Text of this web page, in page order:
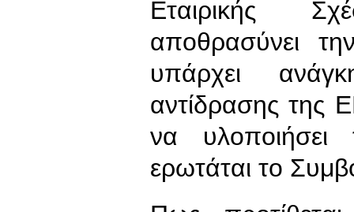
Εταιρικής
αποθρασύνει
υπάρχει
αντίδρασης της
να υλοποιήσει
ερωτάται το